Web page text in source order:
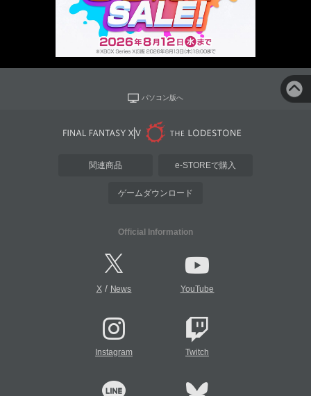
パソコン版へ
関連商品 e-STOREで購入
ゲームダウンロード
Official Information
X/ News YouTube
Instagram Twitch